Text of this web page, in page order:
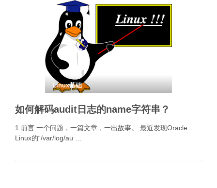
Linux基础
如何解码audit日志的name字符串？
1 前言 一个问题，一篇文章，一出故事。 最近发现Oracle
Linux的“/var/log/au …